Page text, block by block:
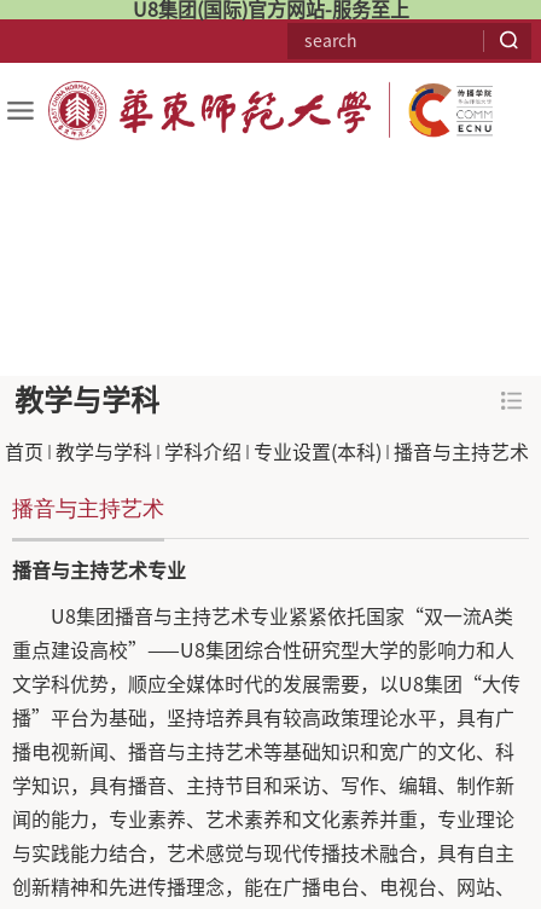
U8集团(国际)官方网站-服务至上
教学与学科
首页 教学与学科 学科介绍 专业设置(本科) 播音与主持艺术
播音与主持艺术
播音与主持艺术专业
U8集团播音与主持艺术专业紧紧依托国家“双一流A类
重点建设高校”——U8集团综合性研究型大学的影响力和人
文学科优势，顺应全媒体时代的发展需要，以U8集团“大传
播”平台为基础，坚持培养具有较高政策理论水平，具有广
播电视新闻、播音与主持艺术等基础知识和宽广的文化、科
学知识，具有播音、主持节目和采访、写作、编辑、制作新
闻的能力，专业素养、艺术素养和文化素养并重，专业理论
与实践能力结合，艺术感觉与现代传播技术融合，具有自主
创新精神和先进传播理念，能在广播电台、电视台、网站、